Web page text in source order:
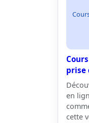
prise
en
cette